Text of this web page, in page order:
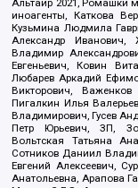
Альтаир 2021, Ромашки
иноагенты, Каткова
Кузьмина Людмила
Александр
Владимир
Евгеньевич, Ковин
Любарев Аркадий
Викторович,
Пигалкин Илья
Владимирович, Гусев
Петр Юрьевич, ЗП,
Вольтская Татьяна
Сотников Даниил
Евгений Алексеевич,
Анатольевна, Арапова